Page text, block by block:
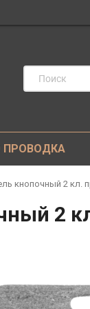
ПРОВОДКА
кнопочный 2 кл.
2